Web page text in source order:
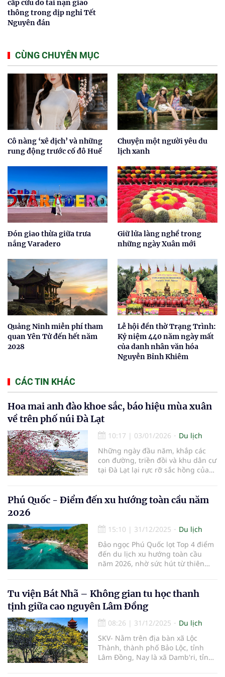
cấp cứu do tai nạn giao
thông trong dịp nghỉ Tết
Nguyên đán
CÙNG CHUYÊN MỤC
Cô nàng ‘xê dịch’ và những
rung động trước cố đô Huế
Chuyện một người yêu du
lịch xanh
Đón giao thừa giữa trưa
nắng Varadero
Giữ lửa làng nghề trong
những ngày Xuân mới
Quảng Ninh miễn phí tham
quan Yên Tử đến hết năm
2028
Lễ hội đền thờ Trạng Trình:
Kỷ niệm 440 năm ngày mất
của danh nhân văn hóa
Nguyễn Bỉnh Khiêm
CÁC TIN KHÁC
Hoa mai anh đào khoe sắc, báo hiệu mùa xuân
về trên phố núi Đà Lạt
10:17 | 03/01/2026
Du lịch
Những ngày đầu năm, khắp các
con đường, triền đồi và khu dân cư
tại Đà Lạt lại rực rỡ sắc hồng của
phố núi cao nguyên. Mai anh đào
thường nở rộ từ cuối tháng 12 đến
trời se lạnh, nắng nhẹ. Khác với
sắc vàng của mai phương Nam hay
vẻ trắng tinh khôi của hoa đào
miền Bắc, mai anh đào mang sắc
hồng phớt dịu dàng, tạo nên vẻ
Phú Quốc - Điểm đến xu hướng toàn cầu năm
2026
15:10 | 31/12/2025
Du lịch
Đảo ngọc Phú Quốc lọt Top 4 điểm
đến du lịch xu hướng toàn cầu
năm 2026, nhờ sức hút từ thiên
Tu viện Bát Nhã – Không gian tu học thanh
tịnh giữa cao nguyên Lâm Đồng
08:26 | 31/12/2025
Du lịch
SKV- Nằm trên địa bàn xã Lộc
Thành, thành phố Bảo Lộc, tỉnh
Lâm Đồng, Nay là xã Damb'ri, tỉnh